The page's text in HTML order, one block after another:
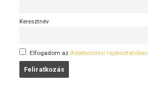
Keresztnév
Elfogadom az Adatkezelési tájékoztatóban